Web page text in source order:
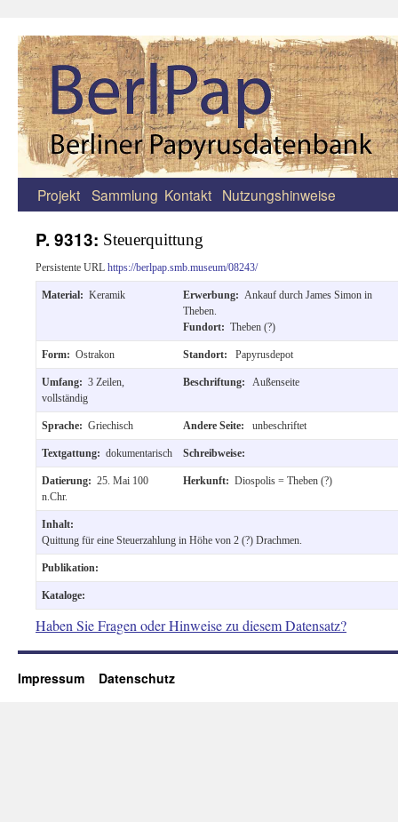
Zum
springen
Projekt Sammlung Kontakt Nutzungshinweise
P. 9313: Steuerquittung
Persistente URL https://berlpap.smb.museum/08243/
Material: Keramik Erwerbung: Ankauf durch James Simon in
Theben.
Fundort: Theben (?)
Form: Ostrakon Standort: Papyrusdepot
Umfang: 3 Zeilen,
vollständig
Beschriftung: Außenseite
Sprache: Griechisch Andere Seite: unbeschriftet
Textgattung: dokumentarisch Schreibweise:
Datierung: 25. Mai 100
n.Chr.
Herkunft: Diospolis = Theben (?)
Inhalt:
Quittung für eine Steuerzahlung in Höhe von 2 (?) Drachmen.
Publikation:
Kataloge:
Haben Sie Fragen oder Hinweise zu diesem Datensatz?
Impressum Datenschutz